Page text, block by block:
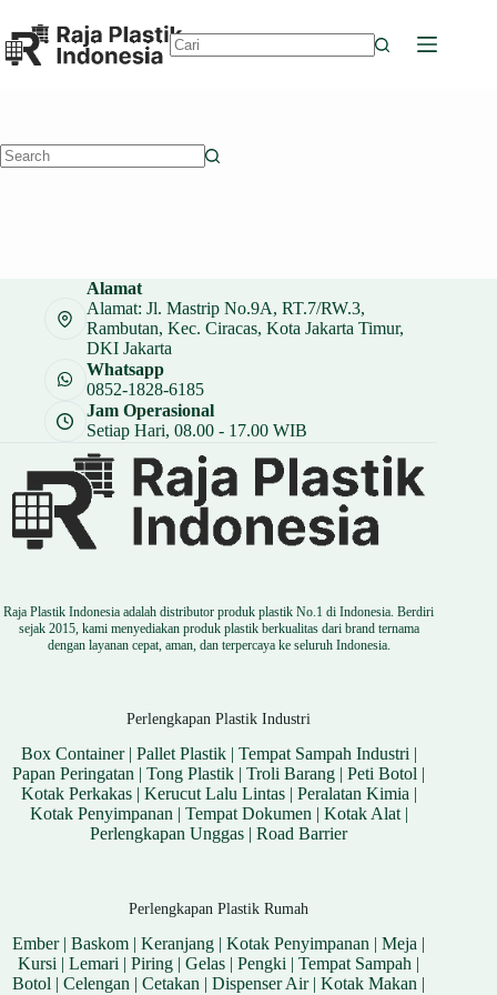
to
content
Alamat
Alamat: Jl. Mastrip No.9A, RT.7/RW.3,
Rambutan, Kec. Ciracas, Kota Jakarta Timur,
DKI Jakarta
Whatsapp
0852-1828-6185
Jam Operasional
Setiap Hari, 08.00 - 17.00 WIB
Raja Plastik Indonesia adalah distributor produk plastik No.1 di Indonesia. Berdiri
sejak 2015, kami menyediakan produk plastik berkualitas dari brand ternama
dengan layanan cepat, aman, dan terpercaya ke seluruh Indonesia.
Perlengkapan Plastik Industri
Box Container| Pallet Plastik| Tempat Sampah Industri |
Papan Peringatan |Tong Plastik |Troli Barang |Peti Botol |
Kotak Perkakas| Kerucut Lalu Lintas| Peralatan Kimia |
Kotak Penyimpanan | Tempat Dokumen | Kotak Alat|
Perlengkapan Unggas |Road Barrier
Perlengkapan Plastik Rumah
Ember|Baskom |Keranjang |Kotak Penyimpanan |Meja |
Kursi |Lemari |Piring |Gelas |Pengki |Tempat Sampah |
Botol |Celengan |Cetakan |Dispenser Air|Kotak Makan |